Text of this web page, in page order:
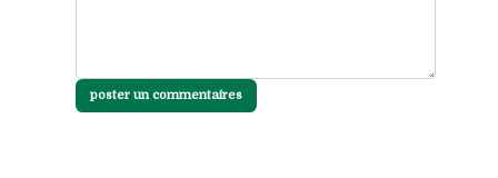
poster un commentaires